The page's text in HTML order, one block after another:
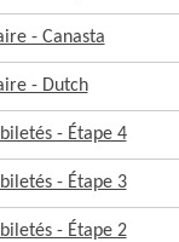
- Canasta
- Dutch
- Étape 4
- Étape 3
- Étape 2